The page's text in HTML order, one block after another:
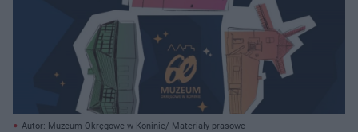
Autor: Muzeum Okręgowe w Koninie/ Materiały prasowe